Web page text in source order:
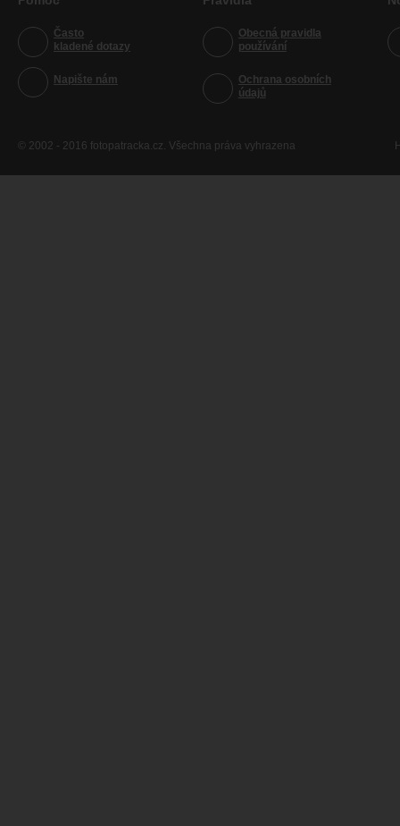
Často
kladené dotazy
Napište nám
Obecná pravidla
používání
Ochrana osobních
údajů
© 2002 - 2016 fotopatracka.cz. Všechna práva vyhrazena